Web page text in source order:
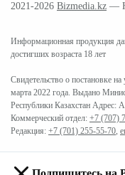
2021-2026 Bizmedia.kz —
Информационная продукция
достигших возраста 18 лет
Свидетельство о постановке
марта 2022 года. Выдано
Республики Казахстан Адрес:
Коммерческий отдел: +7 (707)
Редакция: +7 (701) 255-55-70,